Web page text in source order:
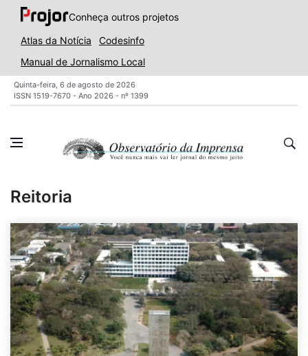
Conheça outros projetos
Atlas da Notícia
Codesinfo
Manual de Jornalismo Local
Quinta-feira, 6 de agosto de 2026
ISSN 1519-7670 - Ano 2026 - nº 1399
Reitoria